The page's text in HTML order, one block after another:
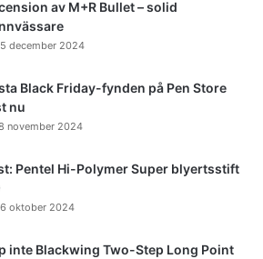
av M+R Bullet – solid
december 2024
Black Friday-fynden på Pen Store
nu
november 2024
Pentel Hi-Polymer Super blyertsstift
oktober 2024
inte Blackwing Two-Step Long Point